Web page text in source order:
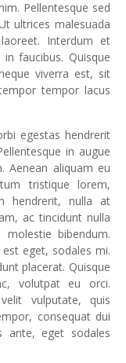
Pellentesque sed
ultrices malesuada
Interdum et
faucibus. Quisque
viverra est, sit
tempor lacus
egestas hendrerit
in augue
Aenean aliquam eu
tristique lorem,
hendrerit, nulla at
ac tincidunt nulla
bibendum.
eget, sodales mi.
placerat. Quisque
volutpat eu orci.
vulputate, quis
consequat dui
ante, eget sodales